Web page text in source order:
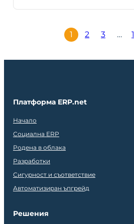
1 2 3 …
Платформа ERP.net
Начало
Социална ERP
Родена в облака
Разработки
Сигурност и съответствие
Автоматизиран ъпгрейд
Решения